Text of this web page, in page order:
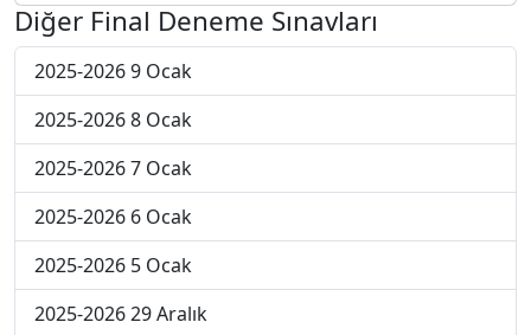
Diğer Final Deneme Sınavları
2025-2026 9 Ocak
2025-2026 8 Ocak
2025-2026 7 Ocak
2025-2026 6 Ocak
2025-2026 5 Ocak
2025-2026 29 Aralık